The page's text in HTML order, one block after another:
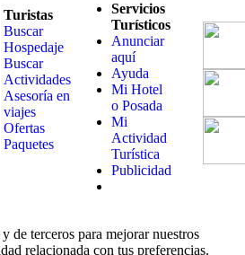
Turistas
Buscar
Hospedaje
Buscar
Actividades
Asesoría en
viajes
Ofertas
Paquetes
Servicios
Turísticos
Anunciar
aquí
Ayuda
Mi Hotel
o Posada
Mi
Actividad
Turística
Publicidad
de terceros para mejorar nuestros
relacionada con tus preferencias.